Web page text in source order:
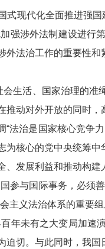
式现代化全面推进强
强涉外法制建设进行
外法治工作的重要性
会生活、国家治理的
推动对外开放的同时
法治是国家核心竞争
为核心的党中央统筹
、发展利益和推动构
参与国际事务，必须
主义法治体系的重要
年未有之大变局加
迫切。与此同时，我